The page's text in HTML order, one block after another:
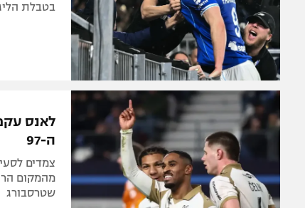
בטבלת הליגה
לאנס
ה-97
שטרסבורג